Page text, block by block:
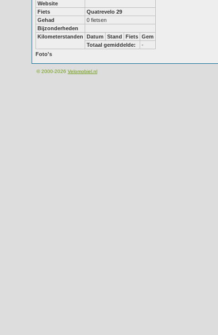
Website
Fiets
Quatrevelo 29
Gehad
0 fietsen
Bijzonderheden
Kilometerstanden
Datum Stand Fiets Gem
Totaal gemiddelde:
-
Foto's
© 2000-2026 Velomobiel.nl